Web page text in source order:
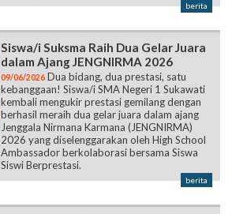
berita
Siswa/i Suksma Raih Dua Gelar Juara
dalam Ajang JENGNIRMA 2026
09/06/2026 Dua bidang, dua prestasi, satu
kebanggaan! Siswa/i SMA Negeri 1 Sukawati
kembali mengukir prestasi gemilang dengan
berhasil meraih dua gelar juara dalam ajang
Jenggala Nirmana Karmana (JENGNIRMA)
2026 yang diselenggarakan oleh High School
Ambassador berkolaborasi bersama Siswa
Siswi Berprestasi.
berita